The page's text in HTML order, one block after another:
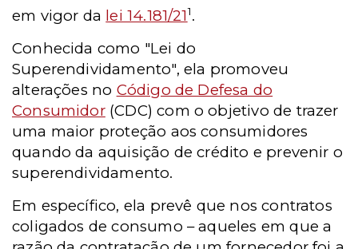
em vigor da lei 14.181/211.
Conhecida como "Lei do
Superendividamento", ela promoveu
alterações no Código de Defesa do
Consumidor(CDC) com o objetivo de trazer
uma maior proteção aos consumidores
quando da aquisição de crédito e prevenir o
superendividamento.
Em específico, ela prevê que nos contratos
coligados de consumo – aqueles em que a